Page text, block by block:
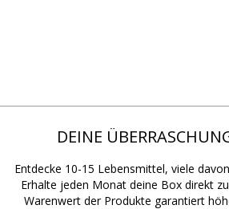
DEINE
Entdecke 10-15 Lebensmittel, viele
Erhalte jeden Monat deine Box direkt
Warenwert der Produkte garantiert